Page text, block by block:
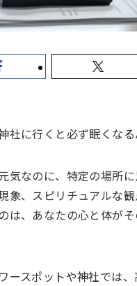
神社に行くと必ず眠くな
気なのに、特定の場所
象、スピリチュアルな
は、あなたの心と体が
ースポットや神社では